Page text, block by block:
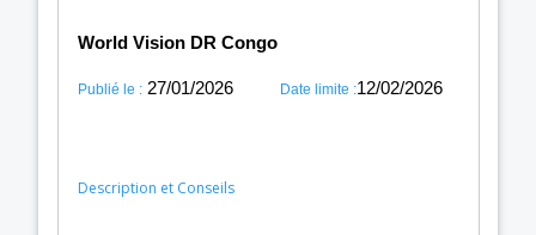
World Vision DR Congo
Publié le : 27/01/2026 Date limite :12/02/2026
Description et Conseils